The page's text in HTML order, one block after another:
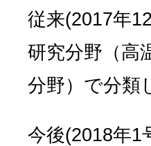
従来(2017年
研究分野（高
分野）で分類
今後(2018年1